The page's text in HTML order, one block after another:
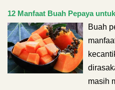
12 Manfaat Buah Pepaya
Buah
masih